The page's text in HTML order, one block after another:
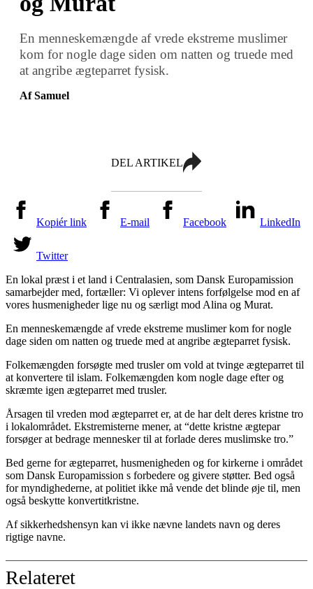
En menneskemængde af vrede ekstreme muslimer
kom for nogle dage siden om natten og truede med
at angribe ægteparret fysisk.
Af Samuel
DEL ARTIKEL
Kopiér link E-mail Facebook LinkedIn
Twitter
En lokal præst i et land i Centralasien, som Dansk Europamission
samarbejder med, fortæller: Vi oplever intens forfølgelse mod en af
vores husmenigheder lige nu og særligt mod Alina og Murat.
En menneskemængde af vrede ekstreme muslimer kom for nogle
dage siden om natten og truede med at angribe ægteparret fysisk.
Folkemængden forsøgte med trusler om vold at tvinge ægteparret til
at konvertere til islam. Folkemængden kom nogle dage efter og
skræmte igen ægteparret med trusler.
Årsagen til vreden mod ægteparret er, at de har delt deres kristne tro
i lokalområdet. Ekstremisterne mener, at “dette kristne ægtepar
forsøger at bedrage mennesker til at forlade deres muslimske tro.”
Bed gerne for ægteparret, husmenigheden og for kirkerne i området
som Dansk Europamission s forbedere og givere støtter. Bed også
for myndighederne, at politiet ikke må vende det blinde øje til, men
også beskytte konvertitkristne.
Af sikkerhedshensyn kan vi ikke nævne landets navn og deres
rigtige navne.
Relateret